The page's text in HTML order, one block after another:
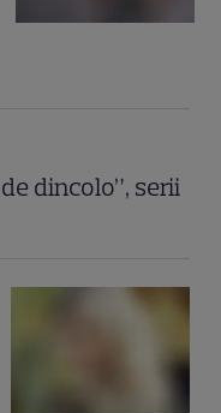
dincolo”, serii